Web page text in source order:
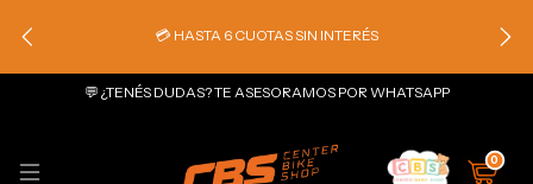
💳 HASTA 6 CUOTAS SIN INTERÉS
💬 ¿TENÉS DUDAS? TE ASESORAMOS POR WHATSAPP
0